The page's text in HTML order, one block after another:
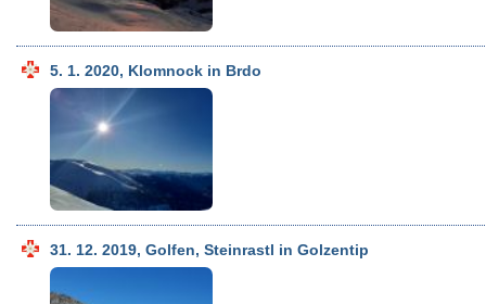
5. 1. 2020, Klomnock in Brdo
31. 12. 2019, Golfen, Steinrastl in Golzentip